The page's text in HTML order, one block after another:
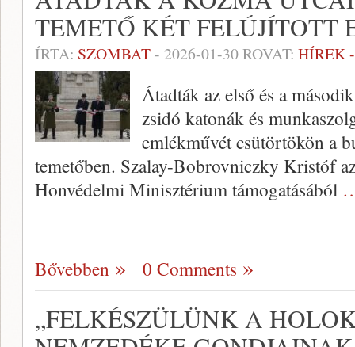
TEMETŐ KÉT FELÚJÍTOTT
ÍRTA: SZOMBAT- 2026-01-30ROVAT: HÍREK
Átadták az első és a
zsidó katonák és
emlékművét csütörtökön a
temetőben. Szalay-Bobrovniczky Kristóf
Honvédelmi Minisztérium támogatásából
Bővebben 0 Comments
„FELKÉSZÜLÜNK A